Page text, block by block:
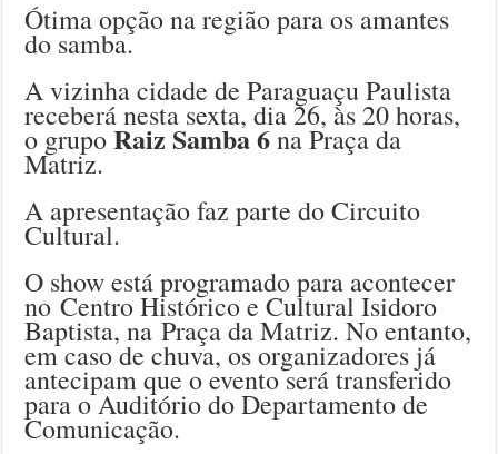
Ótima opção na região para os amantes
do samba.
A vizinha cidade de Paraguaçu Paulista
receberá nesta sexta, dia 26, às 20 horas,
o grupoRaiz Samba 6na Praça da
Matriz.
A apresentação faz parte do Circuito
Cultural.
O show está programado para acontecer
no Centro Histórico e Cultural Isidoro
Baptista, na Praça da Matriz. No entanto,
em caso de chuva, os organizadores já
antecipam que o evento será transferido
para o Auditório do Departamento de
Comunicação.